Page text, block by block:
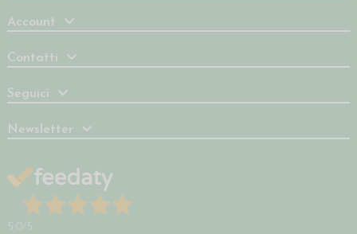
Account
Contatti
Seguici
Newsletter
5,0 /5